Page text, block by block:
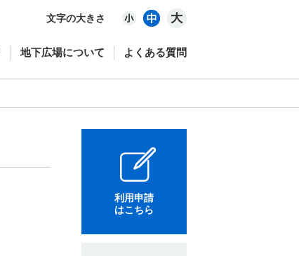
文字の大きさ
地下広場について よくある質問
利用申請
はこちら